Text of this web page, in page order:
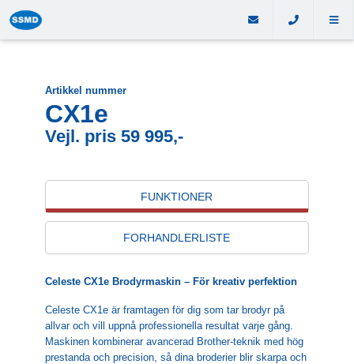
Artikkel nummer
CX1e
Vejl. pris 59 995,-
FUNKTIONER
FORHANDLERLISTE
Celeste CX1e Brodyrmaskin – För kreativ perfektion
Celeste CX1e är framtagen för dig som tar brodyr på
allvar och vill uppnå professionella resultat varje gång.
Maskinen kombinerar avancerad Brother-teknik med hög
prestanda och precision, så dina broderier blir skarpa och